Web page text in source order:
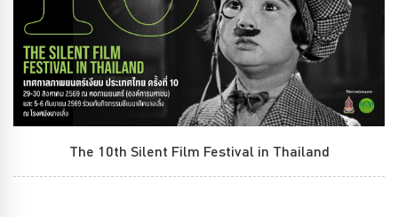
The 10th Silent Film Festival in Thailand